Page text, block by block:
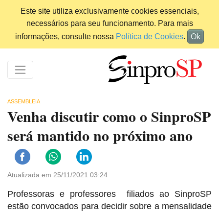
Este site utiliza exclusivamente cookies essenciais,
necessários para seu funcionamento. Para mais
informações, consulte nossa Política de Cookies. Ok
ASSEMBLEIA
Venha discutir como o SinproSP
será mantido no próximo ano
Atualizada em 25/11/2021 03:24
Professoras e professores filiados ao SinproSP
estão convocados para decidir sobre a mensalidade